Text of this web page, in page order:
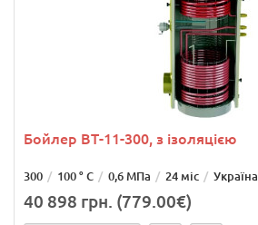
Бойлер ВТ-11-300, з ізоляцією
300 100 ° С 0,6 МПа 24 міс Україна
40 898 грн. (779.00€)